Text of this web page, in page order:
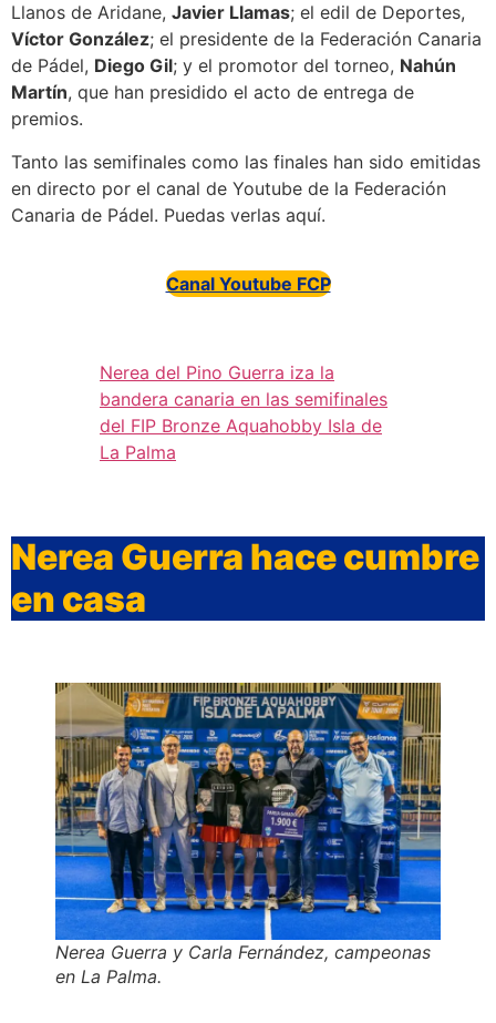
Llanos de Aridane, Javier Llamas; el edil de Deportes,
Víctor González; el presidente de la Federación Canaria
de Pádel, Diego Gil; y el promotor del torneo, Nahún
Martín, que han presidido el acto de entrega de
premios.
Tanto las semifinales como las finales han sido emitidas
en directo por el canal de Youtube de la Federación
Canaria de Pádel. Puedas verlas aquí.
Canal Youtube FCP
Nerea del Pino Guerra iza la
bandera canaria en las semifinales
del FIP Bronze Aquahobby Isla de
La Palma
Nerea Guerra hace cumbre
en casa
Nerea Guerra y Carla Fernández, campeonas
en La Palma.